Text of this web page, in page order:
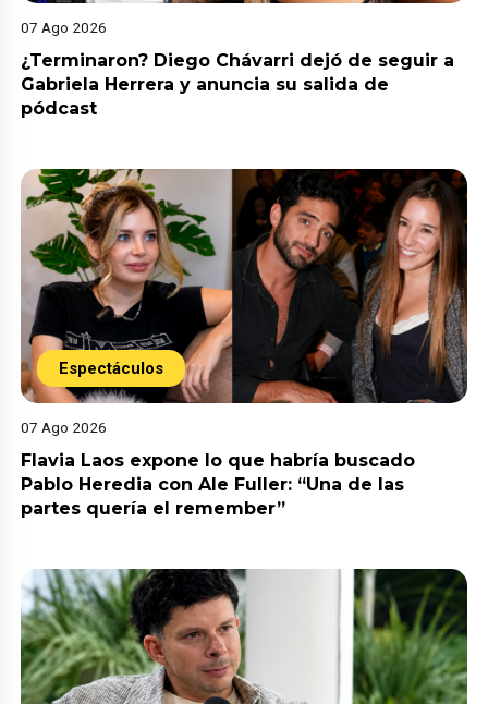
07 Ago 2026
¿Terminaron? Diego Chávarri dejó de seguir a
Gabriela Herrera y anuncia su salida de
pódcast
Espectáculos
07 Ago 2026
Flavia Laos expone lo que habría buscado
Pablo Heredia con Ale Fuller: “Una de las
partes quería el remember”